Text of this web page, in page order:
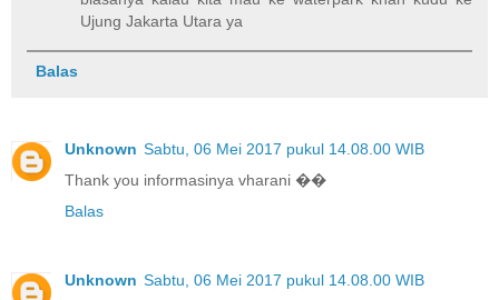
Ujung Jakarta Utara ya
Balas
Unknown Sabtu, 06 Mei 2017 pukul 14.08.00 WIB
Thank you informasinya vharani ��
Balas
Unknown Sabtu, 06 Mei 2017 pukul 14.08.00 WIB